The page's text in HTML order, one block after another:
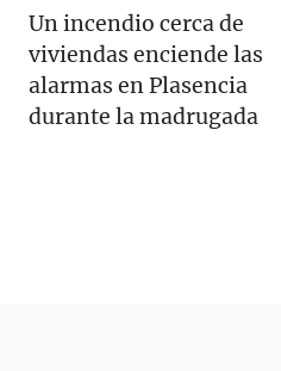
Un incendio cerca de
viviendas enciende las
alarmas en Plasencia
durante la madrugada